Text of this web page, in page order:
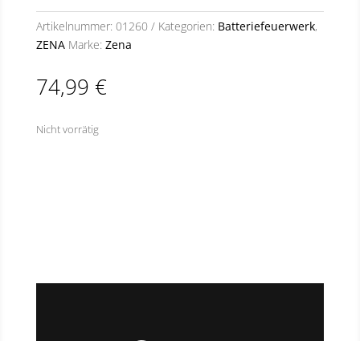
Artikelnummer: 01260 Kategorien: Batteriefeuerwerk,
ZENA Marke: Zena
74,99 €
Nicht vorrätig